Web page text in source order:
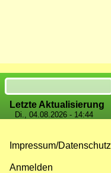
Suche
Letzte Aktualisierung
Di., 04.08.2026 - 14:44
Impressum/Datenschutz
Anmelden